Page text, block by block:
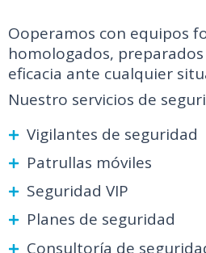
Ooperamos con equipos
homologados,
eficacia ante cualquier
Nuestro servicios de
Vigilantes de seguridad
Patrullas móviles
Seguridad VIP
Planes de seguridad
Consultoría de